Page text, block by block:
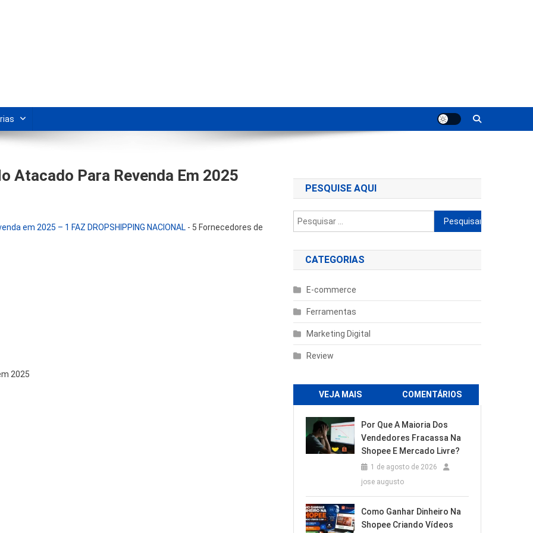
Atacado Para Revenda Em 2025
em 2025 – 1 FAZ DROPSHIPPING NACIONAL - 5 Fornecedores de
2025
PESQUISE AQUI
Pesquisar
por:
CATEGORIAS
E-commerce
Ferramentas
Marketing Digital
Review
VEJA MAIS COMENTÁRIOS
Por Que A Maioria Dos
Vendedores Fracassa Na
Shopee E Mercado Livre?
1 de agosto de 2026
jose augusto
Como Ganhar Dinheiro Na
Shopee Criando Vídeos